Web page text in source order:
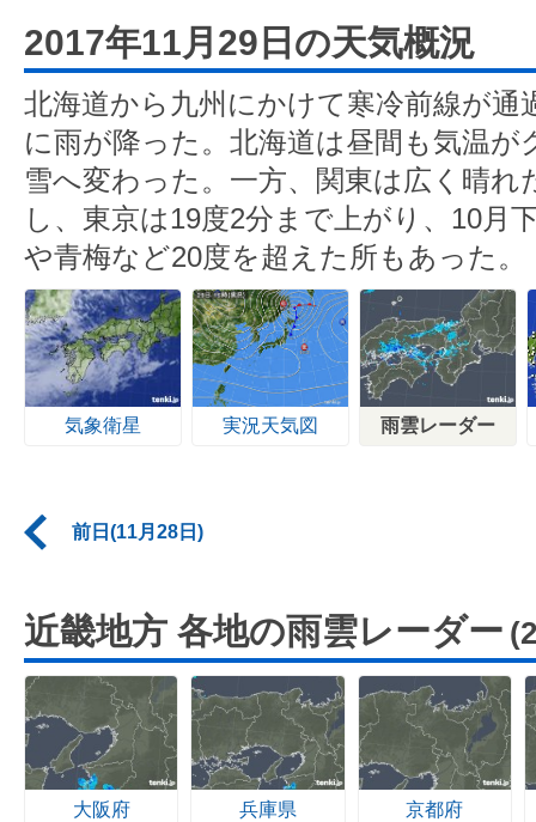
2017年11月29日の天気概況
北海道から九州にかけて寒冷前線が通
に雨が降った。北海道は昼間も気温
雪へ変わった。一方、関東は広く晴れ
し、東京は19度2分まで上がり、10月
や青梅など20度を超えた所もあった。
気象衛星 実況天気図 雨雲レーダー
前日(11月28日)
近畿地方 各地の雨雲レーダー
大阪府 兵庫県 京都府